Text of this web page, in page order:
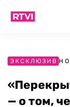
ЭКСКЛЮЗИВ
— о том,